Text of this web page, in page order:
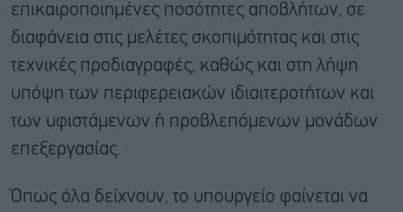
επικαιροποιημένες ποσότητες αποβλήτων, σε
διαφάνεια στις μελέτες σκοπιμότητας και στις
τεχνικές προδιαγραφές, καθώς και στη λήψη
υπόψη των περιφερειακών ιδιαιτεροτήτων και
των υφιστάμενων ή προβλεπόμενων μονάδων
επεξεργασίας.
Όπως όλα δείχνουν, το υπουργείο φαίνεται να